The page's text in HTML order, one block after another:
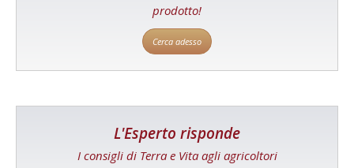
prodotto!
Cerca adesso
L'Esperto risponde
I consigli di Terra e Vita agli agricoltori